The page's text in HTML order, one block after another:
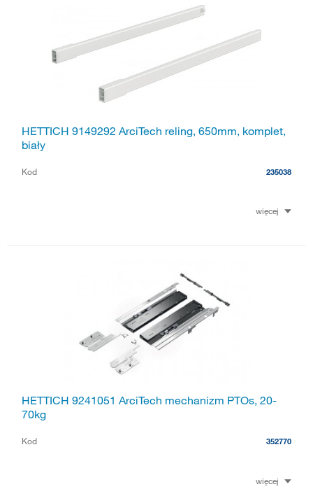
HETTICH 9149292 ArciTech reling, 650mm, komplet,
biały
Kod 235038
więcej
HETTICH 9241051 ArciTech mechanizm PTOs, 20-
70kg
Kod 352770
więcej